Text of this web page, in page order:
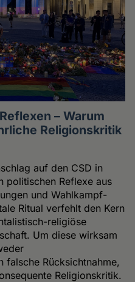
– Warum
Religionskritik
auf den CSD in
politischen Reflexe aus
und Wahlkampf-
Ritual verfehlt den Kern
religiöse
Um diese wirksam
falsche Rücksichtnahme,
Religionskritik.